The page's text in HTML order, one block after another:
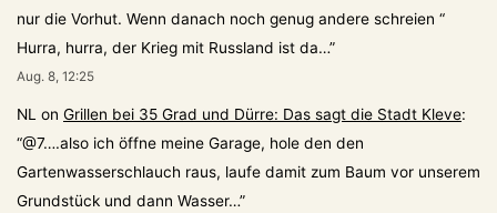
nur die Vorhut. Wenn danach noch genug andere schreien “
Hurra, hurra, der Krieg mit Russland ist da…”
Aug. 8, 12:25
NL on Grillen bei 35 Grad und Dürre: Das sagt die Stadt Kleve:
“@7….also ich öffne meine Garage, hole den den
Gartenwasserschlauch raus, laufe damit zum Baum vor unserem
Grundstück und dann Wasser…”